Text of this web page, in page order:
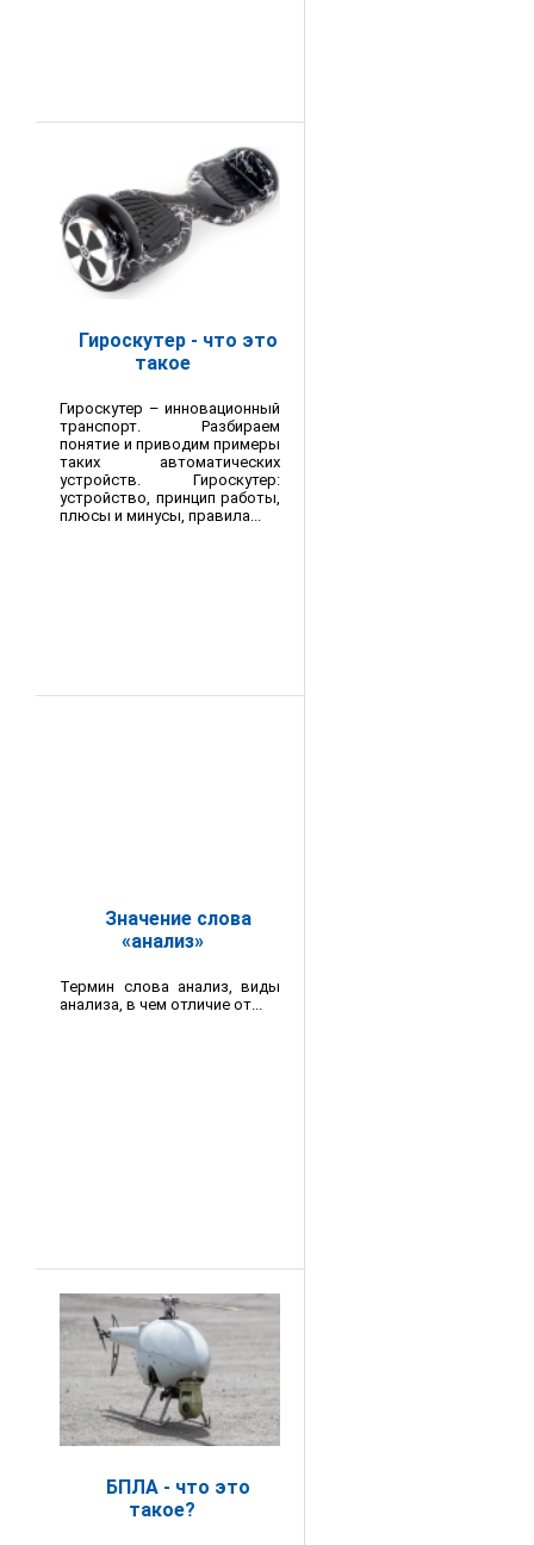
Гироскутер - что это
такое
Гироскутер – инновационный
транспорт. Разбираем
понятие и приводим примеры
таких автоматических
устройств. Гироскутер:
устройство, принцип работы,
плюсы и минусы, правила...
Значение слова
«анализ»
Термин слова анализ, виды
анализа, в чем отличие от...
БПЛА - что это
такое?